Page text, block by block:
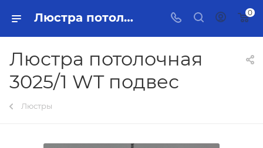
Люстра потолочная 3025/1 WT подвес Тольятти - купить в интернет-магазине, каталог с ценами и характеристиками 0
Люстра потолочная
3025/1 WT подвес
Люстры